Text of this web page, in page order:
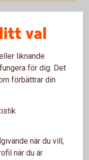
val
liknande
för dig. Det
förbättrar din
när du vill,
när du är